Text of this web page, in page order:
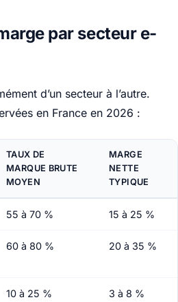
par secteur e-
d’un secteur à l’autre.
en France en 2026 :
TAUX DE
MARQUE BRUTE
MOYEN
MARGE
NETTE
TYPIQUE
55 à 70 % 15 à 25 %
60 à 80 % 20 à 35 %
10 à 25 % 3 à 8 %